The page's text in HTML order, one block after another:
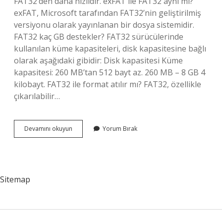
exFAT, Microsoft tarafından FAT32’nin geliştirilmiş
versiyonu olarak yayınlanan bir dosya sistemidir.
FAT32 kaç GB destekler? FAT32 sürücülerinde
kullanılan küme kapasiteleri, disk kapasitesine bağlı
olarak aşağıdaki gibidir: Disk kapasitesi Küme
kapasitesi: 260 MB’tan 512 bayt az. 260 MB – 8 GB 4
kilobayt. FAT32 ile format atılır mı? FAT32, özellikle
çıkarılabilir…
Devamını okuyun
Nerede
Yorum Bırak
Sitemap